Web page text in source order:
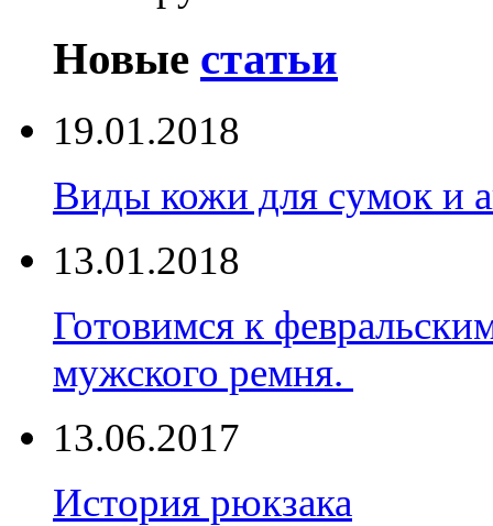
Новые статьи
19.01.2018
Виды кожи для сумок и
13.01.2018
Готовимся к
мужского ремня.
13.06.2017
История рюкзака